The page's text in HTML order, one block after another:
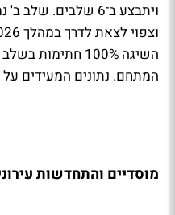
ויתבצע ב־6 שלבים.
המתחם. נתונים המעידים
מוסדיים והתחדשות